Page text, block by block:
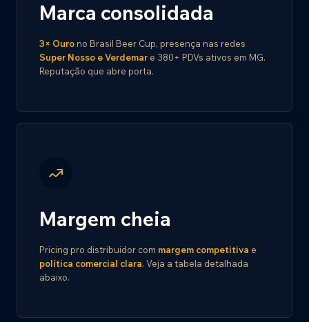
Marca consolidada
3× Ouro no Brasil Beer Cup, presença nas redes
Super Nosso e Verdemar e 380+ PDVs ativos em MG.
Reputação que abre porta.
Margem cheia
Pricing pro distribuidor com margem competitiva e
política comercial clara. Veja a tabela detalhada
abaixo.